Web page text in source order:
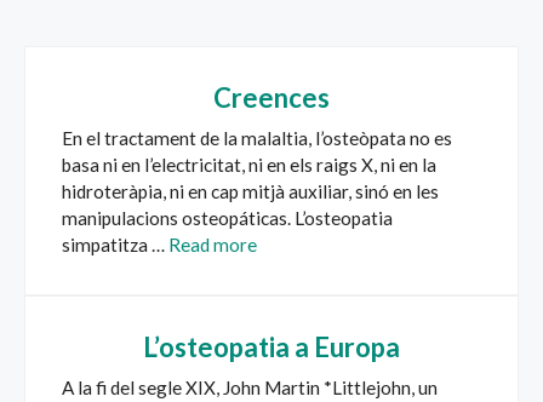
Creences
En el tractament de la malaltia, l’osteòpata no es
basa ni en l’electricitat, ni en els raigs X, ni en la
hidroteràpia, ni en cap mitjà auxiliar, sinó en les
manipulacions osteopáticas. L’osteopatia
simpatitza … Read more
L’osteopatia a Europa
A la fi del segle XIX, John Martin *Littlejohn, un